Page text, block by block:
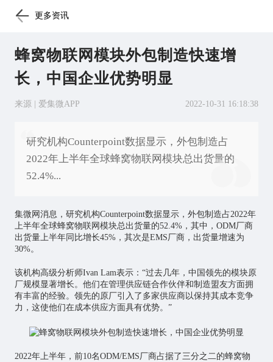
更多资讯
蜂窝物联网模块外包制造快速增
长，中国企业优势明显
来源 | 爱集微APP 2022-10-31 16:18:38
研究机构Counterpoint数据显示，外包制造占
2022年上半年全球蜂窝物联网模块总出货量的
52.4%...
集微网消息，研究机构Counterpoint数据显示，外包制造占2022年
上半年全球蜂窝物联网 模块总出货量的52.4%，其中，ODM厂商
出货量上半年同比增长45%，其次是EMS厂商，出货量增速为
30%。
该机构高级分析师Ivan Lam表示：“过去几年，中国领先的模块原
厂规模显著增长。他们在管理供应链合作伙伴和制造盟友方面拥
有丰富的经验。领先的原厂引入了多家供应商以保持其成本竞争
力，这使他们在成本供应方面具有优势。”
2022年上半年，前10名ODM/EMS厂商占据了三分之二的蜂窝物